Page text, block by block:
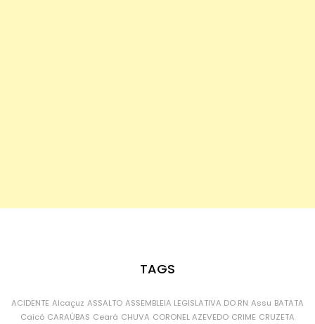
TAGS
ACIDENTE Alcaçuz ASSALTO ASSEMBLEIA LEGISLATIVA DO RN Assu BATATA
Caicó CARAÚBAS Ceará CHUVA CORONEL AZEVEDO CRIME CRUZETA